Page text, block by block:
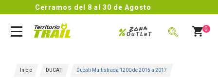
4.8/5
Zona
%OuTLeT
0
Inicio DUCATI Ducati Multistrada 1200 de 2015 a 2017